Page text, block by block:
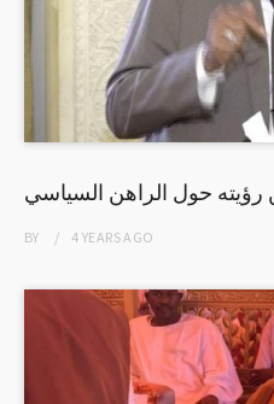
رؤيته حول الراهن السياسي
BY 4 YEARSAGO